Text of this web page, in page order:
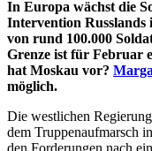
In Europa wächst die
Intervention Russlands
von rund 100.000
Grenze ist für Februar
hat Moskau vor?
möglich.
Die westlichen
dem Truppenaufmarsch
den Forderungen nach